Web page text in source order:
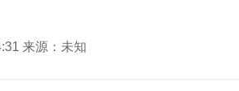
来源：未知